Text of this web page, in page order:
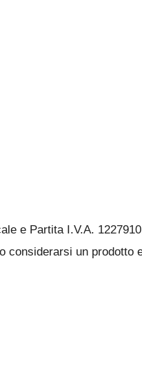
e Partita I.V.A.
considerarsi un prodotto